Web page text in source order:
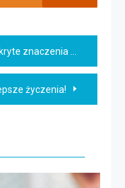
snów o bliskich
życzenia!